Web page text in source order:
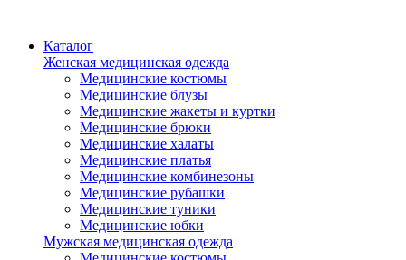
Каталог
Женская медицинская одежда
Медицинские костюмы
Медицинские блузы
Медицинские жакеты и куртки
Медицинские брюки
Медицинские халаты
Медицинские платья
Медицинские комбинезоны
Медицинские рубашки
Медицинские туники
Медицинские юбки
Мужская медицинская одежда